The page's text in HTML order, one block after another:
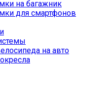
на багажник
для смартфонов
на авто